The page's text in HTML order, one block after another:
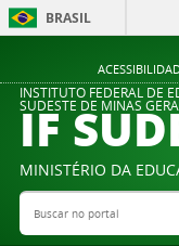
BRASIL
INSTITUTO FEDERAL DE
SUDESTE DE MINAS
IF
MINISTÉRIO DA
Buscar no portal